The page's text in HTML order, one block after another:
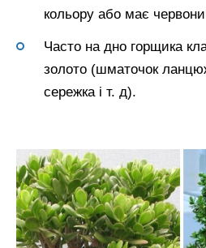
кольору або має
Часто на дно горщика
золото (шматочок
сережка і т. д).